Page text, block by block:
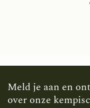
Meld je aan en
over onze